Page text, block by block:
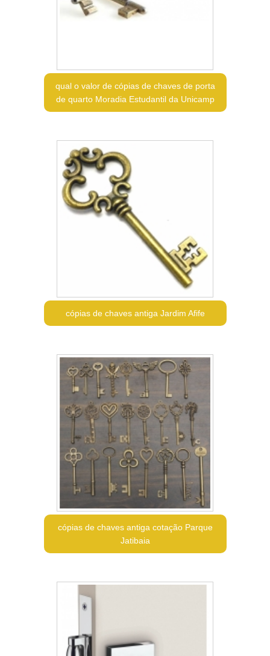
qual o valor de cópias de chaves de porta
de quarto Moradia Estudantil da Unicamp
cópias de chaves antiga Jardim Afife
cópias de chaves antiga cotação Parque
Jatibaia